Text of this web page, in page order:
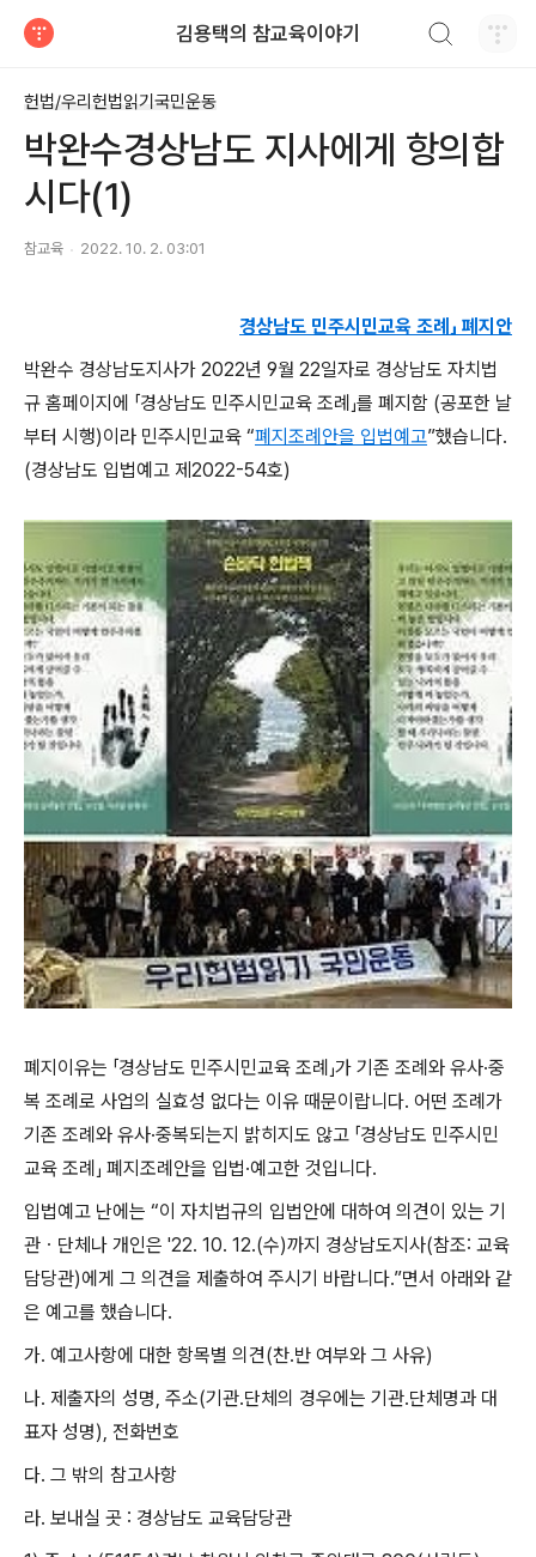
김용택의 참교육이야기
헌법/우리헌법읽기국민운동
박완수경상남도 지사에게 항의합
시다(1)
참교육 2022. 10. 2. 03:01
경상남도 민주시민교육 조례」 폐지안
박완수 경상남도지사가 2022년 9월 22일자로 경상남도 자치법
규 홈페이지에 「경상남도 민주시민교육 조례 」를 폐지함 (공포한 날
부터 시행)이라 민주시민교육 “폐지조례안을 입법예고”했습니다.
(경상남도 입법예고 제 2022-54호)
폐지이유는 「경상남도 민주시민교육 조례 」가 기존 조례와 유사·중
복 조례로 사업의 실효성 없다는 이유 때문이랍니다. 어떤 조례가
기존 조례와 유사·중복되는지 밝히지도 않고 「경상남도 민주시민
교육 조례 」 폐지조례안을 입법·예고한 것입니다.
입법예고 난에는 “이 자치법규의 입법안에 대하여 의견이 있는 기
관ㆍ단체나 개인은 '22. 10. 12.(수)까지 경상남도지사(참조: 교육
담당관)에게 그 의견을 제출하여 주시기 바랍니다.”면서 아래와 같
은 예고를 했습니다.
가. 예고사항에 대한 항목별 의견(찬․반 여부와 그 사유)
나. 제출자의 성명, 주소(기관․단체의 경우에는 기관․단체명과 대
표자 성명), 전화번호
다. 그 밖의 참고사항
라. 보내실 곳 : 경상남도 교육담당관